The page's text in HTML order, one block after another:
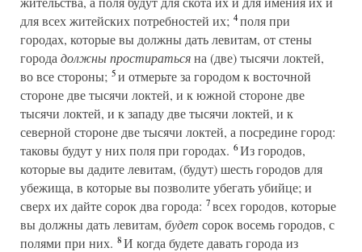
для всех житейских потребностей их; 4поля при
городах, которые вы должны дать левитам, от стены
города должны простиратьсяна (две) тысячи локтей,
во все стороны; 5и отмерьте за городом к восточной
стороне две тысячи локтей, и к южной стороне две
тысячи локтей, и к западу две тысячи локтей, и к
северной стороне две тысячи локтей, а посредине город:
таковы будут у них поля при городах. 6Из городов,
которые вы дадите левитам, (будут) шесть городов для
убежища, в которые вы позволите убегать убийце; и
сверх их дайте сорок два города: 7всех городов, которые
вы должны дать левитам, будет сорок восемь городов, с
полями при них. 8И когда будете давать города из